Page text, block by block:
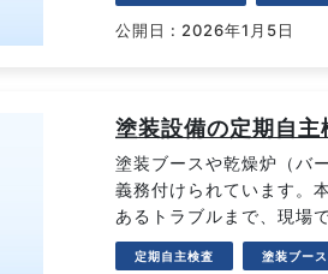
公開日 : 2026年1月5日
塗装設備の定期自
塗装ブースや乾燥炉（バ
義務付けられています。
あるトラブルまで、現場
定期自主検査 塗装ブース